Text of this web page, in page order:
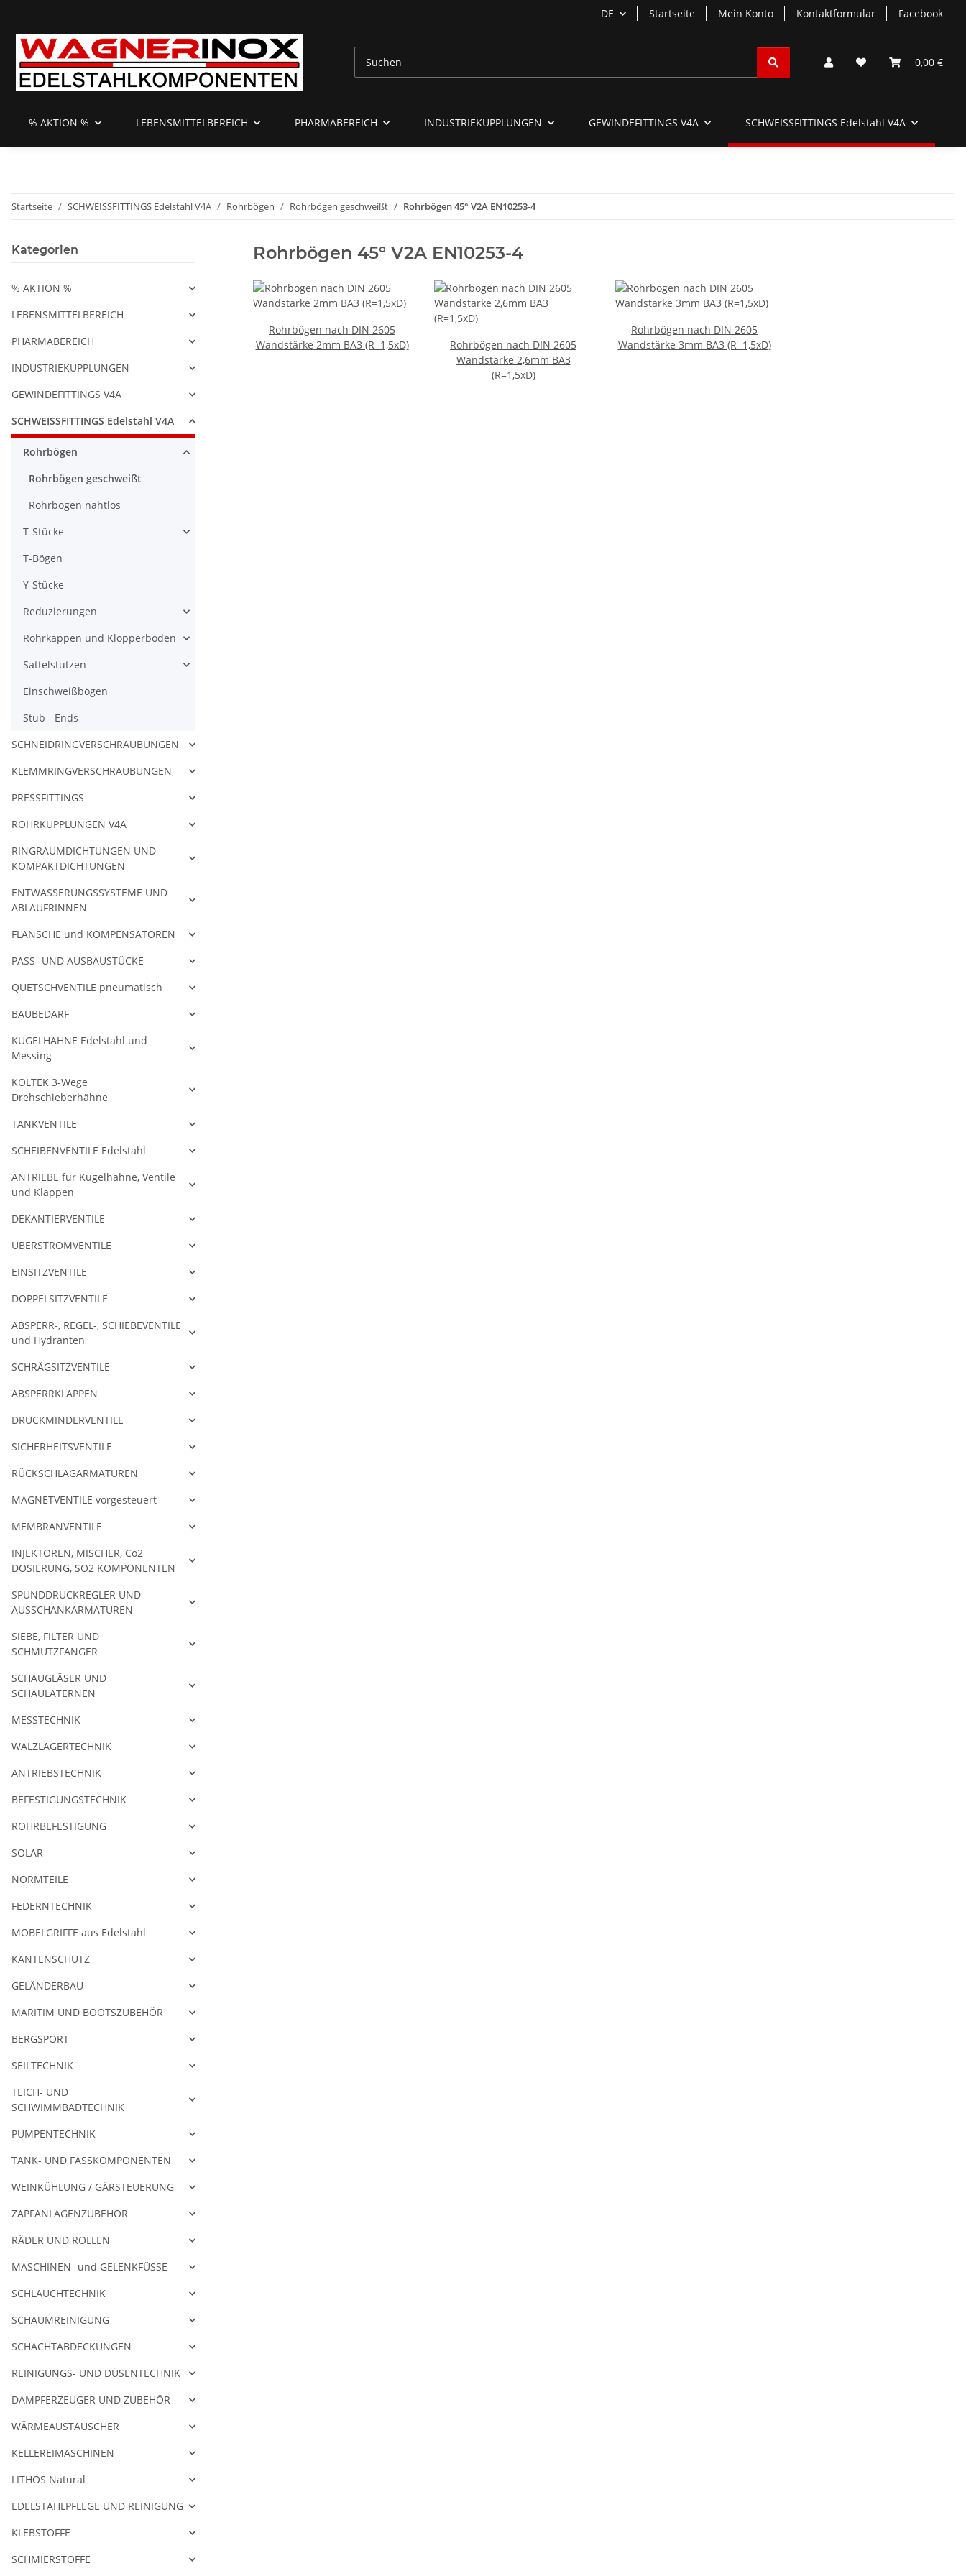
DE Startseite Mein Konto Kontaktformular Facebook
0,00 €
% AKTION % LEBENSMITTELBEREICH PHARMABEREICH INDUSTRIEKUPPLUNGEN GEWINDEFITTINGS V4A SCHWEISSFITTINGS Edelstahl V4A
Startseite SCHWEISSFITTINGS Edelstahl V4A Rohrbögen Rohrbögen geschweißt Rohrbögen 45° V2A EN10253-4
Rohrbögen 45° V2A EN10253-4
Rohrbögen nach DIN 2605
Wandstärke 2mm BA3 (R=1,5xD)
Rohrbögen nach DIN 2605
Wandstärke 2,6mm BA3
(R=1,5xD)
Rohrbögen nach DIN 2605
Wandstärke 3mm BA3 (R=1,5xD)
Kategorien
% AKTION %
LEBENSMITTELBEREICH
PHARMABEREICH
INDUSTRIEKUPPLUNGEN
GEWINDEFITTINGS V4A
SCHWEISSFITTINGS Edelstahl V4A
Rohrbögen
Rohrbögen geschweißt
Rohrbögen nahtlos
T-Stücke
T-Bögen
Y-Stücke
Reduzierungen
Rohrkappen und Klöpperböden
Sattelstutzen
Einschweißbögen
Stub - Ends
SCHNEIDRINGVERSCHRAUBUNGEN
KLEMMRINGVERSCHRAUBUNGEN
PRESSFITTINGS
ROHRKUPPLUNGEN V4A
RINGRAUMDICHTUNGEN UND
KOMPAKTDICHTUNGEN
ENTWÄSSERUNGSSYSTEME UND
ABLAUFRINNEN
FLANSCHE und KOMPENSATOREN
PASS- UND AUSBAUSTÜCKE
QUETSCHVENTILE pneumatisch
BAUBEDARF
KUGELHÄHNE Edelstahl und
Messing
KOLTEK 3-Wege
Drehschieberhähne
TANKVENTILE
SCHEIBENVENTILE Edelstahl
ANTRIEBE für Kugelhähne, Ventile
und Klappen
DEKANTIERVENTILE
ÜBERSTRÖMVENTILE
EINSITZVENTILE
DOPPELSITZVENTILE
ABSPERR-, REGEL-, SCHIEBEVENTILE
und Hydranten
SCHRÄGSITZVENTILE
ABSPERRKLAPPEN
DRUCKMINDERVENTILE
SICHERHEITSVENTILE
RÜCKSCHLAGARMATUREN
MAGNETVENTILE vorgesteuert
MEMBRANVENTILE
INJEKTOREN, MISCHER, Co2
DOSIERUNG, SO2 KOMPONENTEN
SPUNDDRUCKREGLER UND
AUSSCHANKARMATUREN
SIEBE, FILTER UND
SCHMUTZFÄNGER
SCHAUGLÄSER UND
SCHAULATERNEN
MESSTECHNIK
WÄLZLAGERTECHNIK
ANTRIEBSTECHNIK
BEFESTIGUNGSTECHNIK
ROHRBEFESTIGUNG
SOLAR
NORMTEILE
FEDERNTECHNIK
MÖBELGRIFFE aus Edelstahl
KANTENSCHUTZ
GELÄNDERBAU
MARITIM UND BOOTSZUBEHÖR
BERGSPORT
SEILTECHNIK
TEICH- UND
SCHWIMMBADTECHNIK
PUMPENTECHNIK
TANK- UND FASSKOMPONENTEN
WEINKÜHLUNG / GÄRSTEUERUNG
ZAPFANLAGENZUBEHÖR
RÄDER UND ROLLEN
MASCHINEN- und GELENKFÜSSE
SCHLAUCHTECHNIK
SCHAUMREINIGUNG
SCHACHTABDECKUNGEN
REINIGUNGS- UND DÜSENTECHNIK
DAMPFERZEUGER UND ZUBEHÖR
WÄRMEAUSTAUSCHER
KELLEREIMASCHINEN
LITHOS Natural
EDELSTAHLPFLEGE UND REINIGUNG
KLEBSTOFFE
SCHMIERSTOFFE